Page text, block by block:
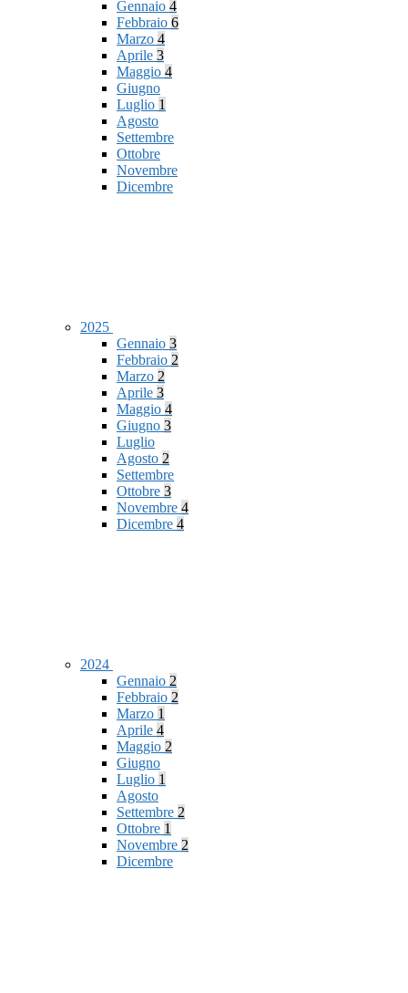
Gennaio 4
Febbraio 6
Marzo 4
Aprile 3
Maggio 4
Giugno
Luglio 1
Agosto
Settembre
Ottobre
Novembre
Dicembre
2025
Gennaio 3
Febbraio 2
Marzo 2
Aprile 3
Maggio 4
Giugno 3
Luglio
Agosto 2
Settembre
Ottobre 3
Novembre 4
Dicembre 4
2024
Gennaio 2
Febbraio 2
Marzo 1
Aprile 4
Maggio 2
Giugno
Luglio 1
Agosto
Settembre 2
Ottobre 1
Novembre 2
Dicembre